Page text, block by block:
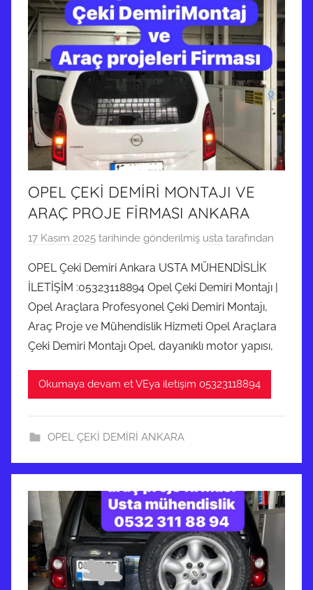
OPEL ÇEKİ DEMİRİ MONTAJI VE
ARAÇ PROJE FİRMASI ANKARA
17 Kasım 2025 tarihinde gönderilmiş usta tarafından
OPEL Çeki Demiri Ankara USTA MÜHENDİSLİK
İLETİŞİM :05323118894 Opel Çeki Demiri Montajı |
Opel Araçlara Profesyonel Çeki Demiri Montajı,
Araç Proje ve Mühendislik Hizmeti Opel Araçlara
Çeki Demiri Montajı Opel, dayanıklı motor yapısı,
Okumaya devam et VEya iletişim 05323118894
OPEL ÇEKİ DEMİRİ ANKARA